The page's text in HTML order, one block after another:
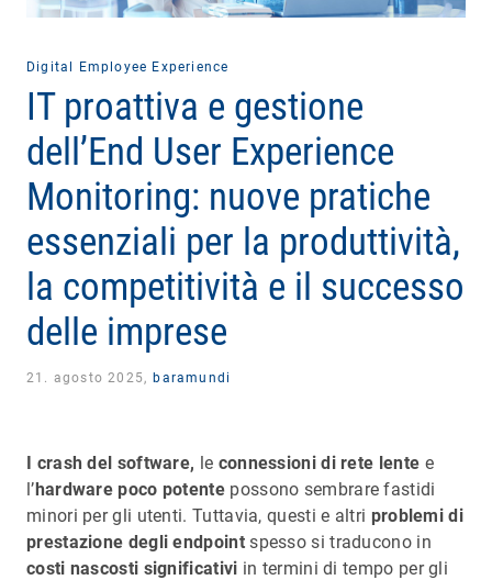
Digital Employee Experience
IT proattiva e gestione
dell’End User Experience
Monitoring: nuove pratiche
essenziali per la produttività,
la competitività e il successo
delle imprese
21. agosto 2025, baramundi
I crash del software, le connessioni di rete lente e
l’hardware poco potente possono sembrare fastidi
minori per gli utenti. Tuttavia, questi e altri problemi di
prestazione degli endpointspesso si traducono in
costi nascosti significativi in termini di tempo per gli